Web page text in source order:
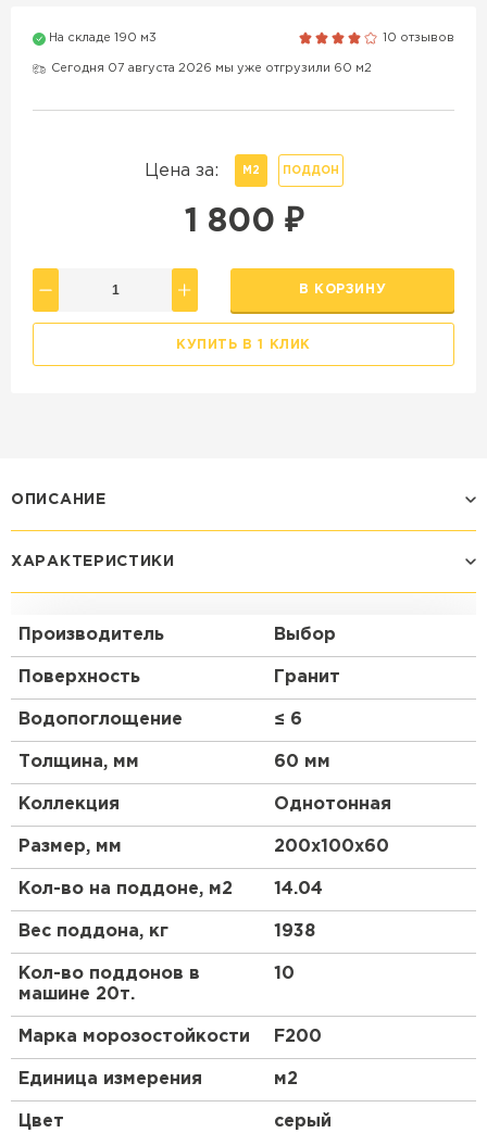
На складе 190 м3 10 отзывов
Сегодня 07 августа 2026 мы уже отгрузили 60 м2
Цена за: М2 ПОДДОН
1 800 ₽
В КОРЗИНУ
КУПИТЬ В 1 КЛИК
ОПИСАНИЕ
ХАРАКТЕРИСТИКИ
Производитель Выбор
Поверхность Гранит
Водопоглощение ≤ 6
Толщина, мм 60 мм
Коллекция Однотонная
Размер, мм 200х100х60
Кол-во на поддоне, м2 14.04
Вес поддона, кг 1938
Кол-во поддонов в
машине 20т.
10
Марка морозостойкости F200
Единица измерения м2
Цвет серый
ПОКАЗАТЬ БОЛЬШЕ
ВСЕ ПРОИЗВОДИТЕЛИ